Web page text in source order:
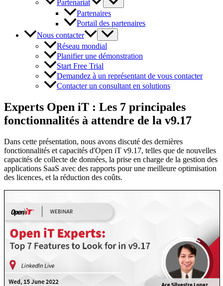
Partenariat
Partenaires
Portail des partenaires
Nous contacter
Réseau mondial
Planifier une démonstration
Start Free Trial
Demandez à un représentant de vous contacter
Contacter un consultant en solutions
Experts Open iT : Les 7 principales
fonctionnalités à attendre de la v9.17
Dans cette présentation, nous avons discuté des dernières
fonctionnalités et capacités d'Open iT v9.17, telles que de nouvelles
capacités de collecte de données, la prise en charge de la gestion des
applications SaaS avec des rapports pour une meilleure optimisation
des licences, et la réduction des coûts.